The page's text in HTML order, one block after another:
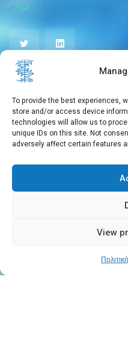
To provide the best experiences,
store and/or access device
technologies will allow us to
unique IDs on this site. Not
adversely affect certain features
View
Χρειάζεστε
+30
info@eebmb.gr